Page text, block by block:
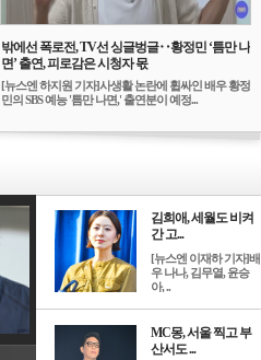
밖에선 폭로전, TV선 싱글벙글‥황정민 ‘틈만 나
면’ 출연, 피로감은 시청자 몫
[뉴스엔 하지원 기자]사생활 논란에 휩싸인 배우 황정
민의 SBS 예능 '틈만 나면,' 출연분이 예정...
김희애, 세월도 비켜
간 고...
[뉴스엔 이재하 기자]배
우 나나, 김무열, 윤승
아, ..
MC몽, 서울 찍고 부
산서도 ...